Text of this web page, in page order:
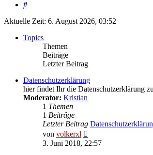
Suche
Aktuelle Zeit: 6. August 2026, 03:52
Topics
Themen
Beiträge
Letzter Beitrag
Datenschutzerklärung
hier findet Ihr die Datenschutzerklärung
Moderator: Kristian
1 Themen
1 Beiträge
Letzter Beitrag
von volkerxl
Beitrag
3. Juni 2018, 22:57